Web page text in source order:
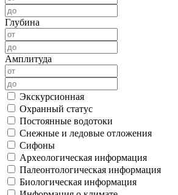
Глубина
Амплитуда
Экскурсионная
Охранный статус
Постоянные водотоки
Снежные и ледовые отложения
Сифоны
Археологическая информация
Палеонтологическая информация
Биологическая информация